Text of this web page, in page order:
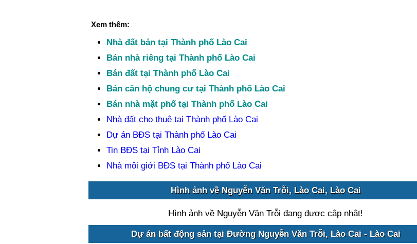
Xem thêm:
Nhà đất bán tại Thành phố Lào Cai
Bán nhà riêng tại Thành phố Lào Cai
Bán đất tại Thành phố Lào Cai
Bán căn hộ chung cư tại Thành phố Lào Cai
Bán nhà mặt phố tại Thành phố Lào Cai
Nhà đất cho thuê tại Thành phố Lào Cai
Dự án BĐS tại Thành phố Lào Cai
Tin BĐS tại Tỉnh Lào Cai
Nhà môi giới BĐS tại Thành phố Lào Cai
Hình ảnh về Nguyễn Văn Trỗi, Lào Cai, Lào Cai
Hình ảnh về Nguyễn Văn Trỗi đang được cập nhật!
Dự án bất động sản tại Đường Nguyễn Văn Trỗi, Lào Cai - Lào Cai